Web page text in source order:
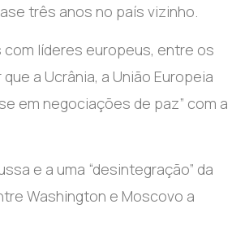
três anos no país vizinho.
líderes europeus, entre os
a Ucrânia, a União Europeia
em negociações de paz” com a
e a uma “desintegração” da
Washington e Moscovo a